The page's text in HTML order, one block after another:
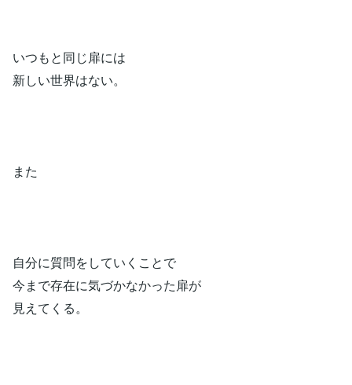
いつもと同じ扉には
新しい世界はない。
また
自分に質問をしていくことで
今まで存在に気づかなかった扉が
見えてくる。